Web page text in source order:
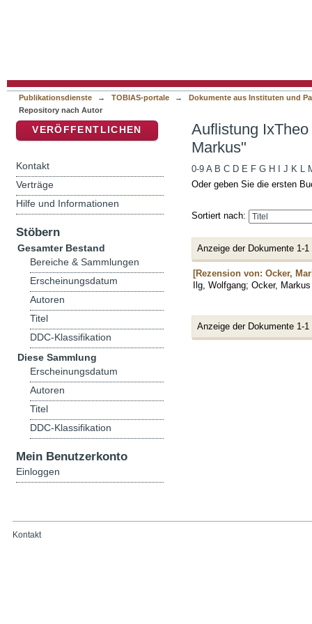
Publikationsdienste → TOBIAS-portale →
Dokumente aus Instituten und
Repository nach Autor
Auflistung
Markus"
0-9 A B C D E F G H J K L
Oder geben Sie die ersten
Sortiert nach:
Anzeige der Dokumente 1-1
[Rezension von: Ocker,
Ilg, Wolfgang; Ocker, Markus
Anzeige der Dokumente 1-1
VERÖFFENTLICHEN
Kontakt
Verträge
Hilfe und Informationen
Stöbern
Gesamter Bestand
Bereiche & Sammlungen
Erscheinungsdatum
Autoren
Titel
DDC-Klassifikation
Diese Sammlung
Erscheinungsdatum
Autoren
Titel
DDC-Klassifikation
Mein Benutzerkonto
Einloggen
Kontakt